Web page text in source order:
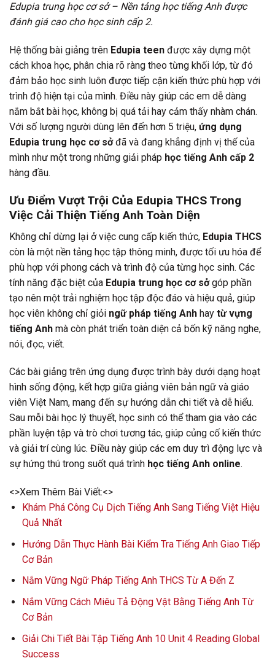
Edupia trung học cơ sở – Nền tảng học tiếng Anh được
đánh giá cao cho học sinh cấp 2.
Hệ thống bài giảng trên Edupia teen được xây dựng một
cách khoa học, phân chia rõ ràng theo từng khối lớp, từ đó
đảm bảo học sinh luôn được tiếp cận kiến thức phù hợp với
trình độ hiện tại của mình. Điều này giúp các em dễ dàng
nắm bắt bài học, không bị quá tải hay cảm thấy nhàm chán.
Với số lượng người dùng lên đến hơn 5 triệu, ứng dụng
Edupia trung học cơ sởđã và đang khẳng định vị thế của
mình như một trong những giải pháp học tiếng Anh cấp 2
hàng đầu.
Ưu Điểm Vượt Trội Của Edupia THCS Trong
Việc Cải Thiện Tiếng Anh Toàn Diện
Không chỉ dừng lại ở việc cung cấp kiến thức, Edupia THCS
còn là một nền tảng học tập thông minh, được tối ưu hóa để
phù hợp với phong cách và trình độ của từng học sinh. Các
tính năng đặc biệt của Edupia trung học cơ sởgóp phần
tạo nên một trải nghiệm học tập độc đáo và hiệu quả, giúp
học viên không chỉ giỏi ngữ pháp tiếng Anh hay từ vựng
tiếng Anh mà còn phát triển toàn diện cả bốn kỹ năng nghe,
nói, đọc, viết.
Các bài giảng trên ứng dụng được trình bày dưới dạng hoạt
hình sống động, kết hợp giữa giảng viên bản ngữ và giáo
viên Việt Nam, mang đến sự hướng dẫn chi tiết và dễ hiểu.
Sau mỗi bài học lý thuyết, học sinh có thể tham gia vào các
phần luyện tập và trò chơi tương tác, giúp củng cố kiến thức
và giải trí cùng lúc. Điều này giúp các em duy trì động lực và
sự hứng thú trong suốt quá trình học tiếng Anh online.
<>Xem Thêm Bài Viết:<>
Khám Phá Công Cụ Dịch Tiếng Anh Sang Tiếng Việt Hiệu
Quả Nhất
Hướng Dẫn Thực Hành Bài Kiểm Tra Tiếng Anh Giao Tiếp
Cơ Bản
Nắm Vững Ngữ Pháp Tiếng Anh THCS Từ A Đến Z
Nắm Vững Cách Miêu Tả Động Vật Bằng Tiếng Anh Từ
Cơ Bản
Giải Chi Tiết Bài Tập Tiếng Anh 10 Unit 4 Reading Global
Success